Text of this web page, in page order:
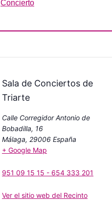
Concierto
Sala de Conciertos de
Triarte
Calle Corregidor Antonio de
Bobadilla, 16
Málaga, 29006 España
+ Google Map
951 09 15 15 - 654 333 201
Ver el sitio web del Recinto